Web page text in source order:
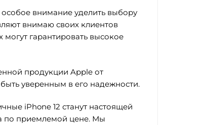
внимание уделить выбору
внимаю своих клиентов
гарантировать высокое
продукции Apple от
уверенным в его надежности.
iPhone 12 станут настоящей
по приемлемой цене. Мы